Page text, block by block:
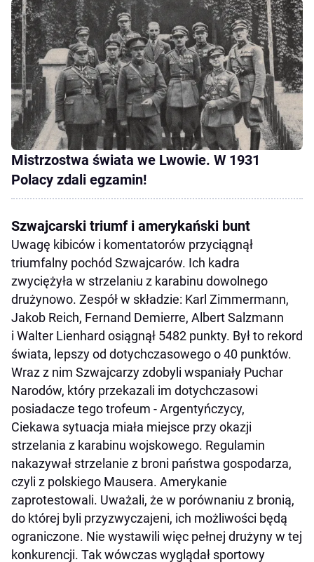
Mistrzostwa świata we Lwowie. W 1931
Polacy zdali egzamin!
Szwajcarski triumf i amerykański bunt
Uwagę kibiców i komentatorów przyciągnął
triumfalny pochód Szwajcarów. Ich kadra
zwyciężyła w strzelaniu z karabinu dowolnego
drużynowo. Zespół w składzie: Karl Zimmermann,
Jakob Reich, Fernand Demierre, Albert Salzmann
i Walter Lienhard osiągnął 5482 punkty. Był to rekord
świata, lepszy od dotychczasowego o 40 punktów.
Wraz z nim Szwajcarzy zdobyli wspaniały Puchar
Narodów, który przekazali im dotychczasowi
posiadacze tego trofeum - Argentyńczycy,
Ciekawa sytuacja miała miejsce przy okazji
strzelania z karabinu wojskowego. Regulamin
nakazywał strzelanie z broni państwa gospodarza,
czyli z polskiego Mausera. Amerykanie
zaprotestowali. Uważali, że w porównaniu z bronią,
do której byli przyzwyczajeni, ich możliwości będą
ograniczone. Nie wystawili więc pełnej drużyny w tej
konkurencji. Tak wówczas wyglądał sportowy